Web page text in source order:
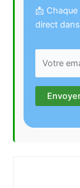
📩
direct